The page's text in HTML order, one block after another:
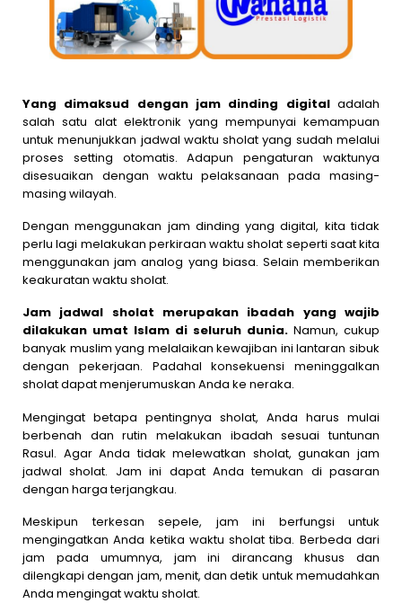
Yang dimaksud dengan jam dinding digitaladalah
salah satu alat elektronik yang mempunyai kemampuan
untuk menunjukkan jadwal waktu sholat yang sudah melalui
proses setting otomatis. Adapun pengaturan waktunya
disesuaikan dengan waktu pelaksanaan pada masing-
masing wilayah.
Dengan menggunakan jam dinding yang digital, kita tidak
perlu lagi melakukan perkiraan waktu sholat seperti saat kita
menggunakan jam analog yang biasa. Selain memberikan
keakuratan waktu sholat.
Jam jadwal sholat merupakan ibadah yang wajib
dilakukan umat Islam di seluruh dunia. Namun, cukup
banyak muslim yang melalaikan kewajiban ini lantaran sibuk
dengan pekerjaan. Padahal konsekuensi meninggalkan
sholat dapat menjerumuskan Anda ke neraka.
Mengingat betapa pentingnya sholat, Anda harus mulai
berbenah dan rutin melakukan ibadah sesuai tuntunan
Rasul. Agar Anda tidak melewatkan sholat, gunakan jam
jadwal sholat. Jam ini dapat Anda temukan di pasaran
dengan harga terjangkau.
Meskipun terkesan sepele, jam ini berfungsi untuk
mengingatkan Anda ketika waktu sholat tiba. Berbeda dari
jam pada umumnya, jam ini dirancang khusus dan
dilengkapi dengan jam, menit, dan detik untuk memudahkan
Anda mengingat waktu sholat.